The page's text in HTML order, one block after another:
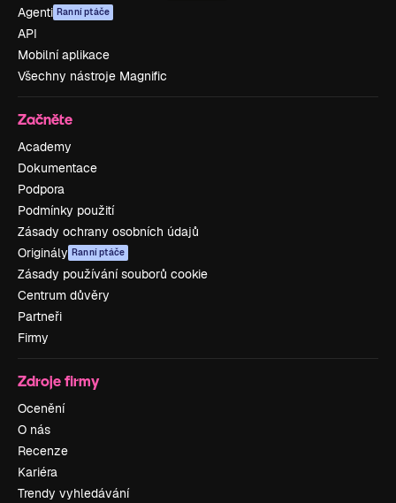
Agenti Ranní ptáče
API
Mobilní aplikace
Všechny nástroje Magnific
Začněte
Academy
Dokumentace
Podpora
Podmínky použití
Zásady ochrany osobních údajů
Originály Ranní ptáče
Zásady používání souborů cookie
Centrum důvěry
Partneři
Firmy
Zdroje firmy
Ocenění
O nás
Recenze
Kariéra
Trendy vyhledávání